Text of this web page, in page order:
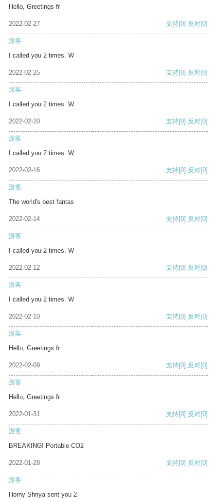
Hello, Greetings fr
2022-02-27 支持[0] 反对[0]
游客
I called you 2 times. W
2022-02-25 支持[0] 反对[0]
游客
I called you 2 times. W
2022-02-20 支持[0] 反对[0]
游客
I called you 2 times. W
2022-02-16 支持[0] 反对[0]
游客
The world's best fantas
2022-02-14 支持[0] 反对[0]
游客
I called you 2 times. W
2022-02-12 支持[0] 反对[0]
游客
I called you 2 times. W
2022-02-10 支持[0] 反对[0]
游客
Hello, Greetings fr
2022-02-09 支持[0] 反对[0]
游客
Hello, Greetings fr
2022-01-31 支持[0] 反对[0]
游客
BREAKING! Portable CO2
2022-01-28 支持[0] 反对[0]
游客
Horny Shriya sent you 2